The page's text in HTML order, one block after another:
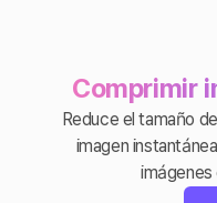
Comprimir
Reduce el tamaño
imagen
imágenes